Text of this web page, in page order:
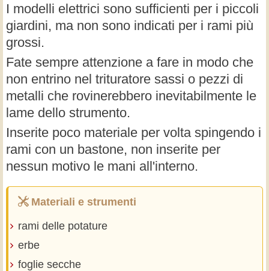
I modelli elettrici sono sufficienti per i piccoli
giardini, ma non sono indicati per i rami più
grossi.
Fate sempre attenzione a fare in modo che
non entrino nel trituratore sassi o pezzi di
metalli che rovinerebbero inevitabilmente le
lame dello strumento.
Inserite poco materiale per volta spingendo i
rami con un bastone, non inserite per
nessun motivo le mani all'interno.
Materiali e strumenti
rami delle potature
erbe
foglie secche